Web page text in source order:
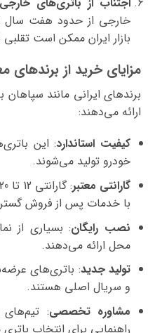
خارجی از حدود هفت سال
بازار ایران ممکن است
مزایای خرید از برندهای
برندهای ایرانی مانند سپاهان
ارائه می‌دهند:
کیفیت استاندارد: این
خودرو تولید می‌شوند.
گارانتی معتبر
با خدمات پس از فروش
نصب رایگان: بسیاری از
محل ارائه می‌دهند.
تولید جدید: باتری‌های
و سریال اصلی هستند.
مشاوره تخصصی: تیم‌های
راهنمایی برای انتخاب